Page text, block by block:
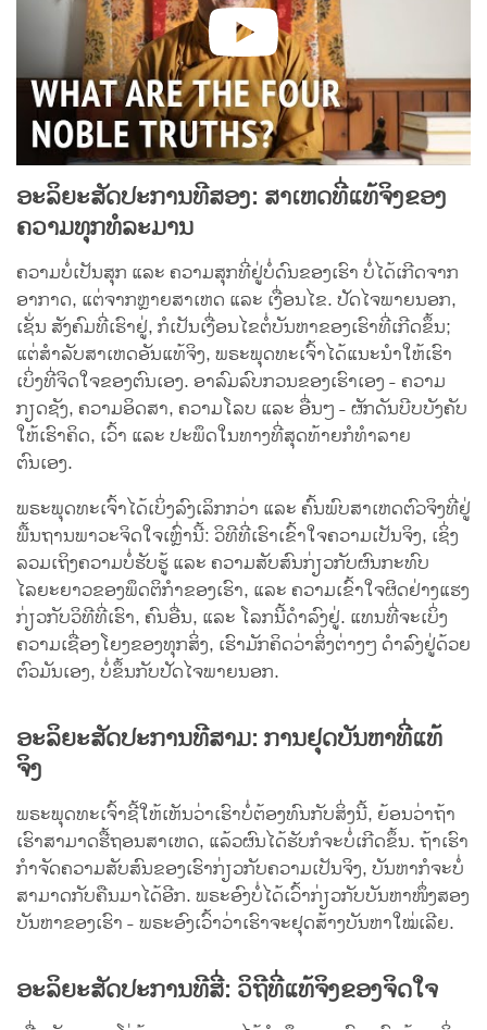
ອະລິຍະສັດປະການທີສອງ: ສາເຫດທີ່ແທ້ຈິງຂອງ
ຄວາມທຸກທໍລະມານ
ຄວາມບໍ່ເປັນສຸກ ແລະ ຄວາມສຸກທີ່ຢູ່ບໍ່ດົນຂອງເຮົາ ບໍ່ໄດ້ເກີດຈາກ
ອາກາດ, ແຕ່ຈາກຫຼາຍສາເຫດ ແລະ ເງື່ອນໄຂ. ປັດໄຈພາຍນອກ,
ເຊັ່ນ ສັງຄົມທີ່ເຮົາຢູ່, ກໍເປັນເງື່ອນໄຂຕໍ່ບັນຫາຂອງເຮົາທີ່ເກີດຂຶ້ນ;
ແຕ່ສຳລັບສາເຫດອັນແທ້ຈິງ, ພຣະພຸດທະເຈົ້າໄດ້ແນະນຳໃຫ້ເຮົາ
ເບິ່ງທີ່ຈິດໃຈຂອງຕົນເອງ. ອາລົມລົບກວນຂອງເຮົາເອງ - ຄວາມ
ກຽດຊັງ, ຄວາມອິດສາ, ຄວາມໂລບ ແລະ ອື່ນໆ - ຜັກດັນບີບບັງຄັບ
ໃຫ້ເຮົາຄິດ, ເວົ້າ ແລະ ປະພຶດໃນທາງທີ່ສຸດທ້າຍກໍທຳລາຍ
ຕົນເອງ.
ພຣະພຸດທະເຈົ້າໄດ້ເບິ່ງລົງເລິກກວ່າ ແລະ ຄົ້ນພົບສາເຫດຕົວຈິງທີ່ຢູ່
ພື້ນຖານພາວະຈິດໃຈເຫຼົ່ານີ້: ວິທີທີ່ເຮົາເຂົ້າໃຈຄວາມເປັນຈິງ, ເຊິ່ງ
ລວມເຖິງຄວາມບໍ່ຮັບຮູ້ ແລະ ຄວາມສັບສົນກ່ຽວກັບຜົນກະທົບ
ໄລຍະຍາວຂອງພຶດຕິກຳຂອງເຮົາ, ແລະ ຄວາມເຂົ້າໃຈຜິດຢ່າງແຮງ
ກ່ຽວກັບວິທີທີ່ເຮົາ, ຄົນອື່ນ, ແລະ ໂລກນີ້ດຳລົງຢູ່. ແທນທີ່ຈະເບິ່ງ
ຄວາມເຊື່ອງໂຍງຂອງທຸກສິ່ງ, ເຮົາມັກຄິດວ່າສິ່ງຕ່າງໆ ດຳລົງຢູ່ດ້ວຍ
ຕົວມັນເອງ, ບໍ່ຂຶ້ນກັບປັດໄຈພາຍນອກ.
ອະລິຍະສັດປະການທີສາມ: ການຢຸດບັນຫາທີ່ແທ້
ຈິງ
ພຣະພຸດທະເຈົ້າຊີ້ໃຫ້ເຫັນວ່າເຮົາບໍ່ຕ້ອງທົນກັບສິ່ງນີ້, ຍ້ອນວ່າຖ້າ
ເຮົາສາມາດຮື້ຖອນສາເຫດ, ແລ້ວຜົນໄດ້ຮັບກໍຈະບໍ່ເກີດຂຶ້ນ. ຖ້າເຮົາ
ກຳຈັດຄວາມສັບສົນຂອງເຮົາກ່ຽວກັບຄວາມເປັນຈິງ, ບັນຫາກໍຈະບໍ່
ສາມາດກັບຄືນມາໄດ້ອີກ. ພຣະອົງບໍ່ໄດ້ເວົ້າກ່ຽວກັບບັນຫາໜຶ່ງສອງ
ບັນຫາຂອງເຮົາ - ພຣະອົງເວົ້າວ່າເຮົາຈະຢຸດສ້າງບັນຫາໃໝ່ເລີຍ.
ອະລິຍະສັດປະການທີສີ່: ວິຖີທີ່ແທ້ຈິງຂອງຈິດໃຈ